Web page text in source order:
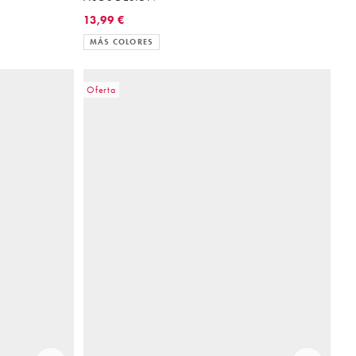
13,99 €
MÁS COLORES
Oferta